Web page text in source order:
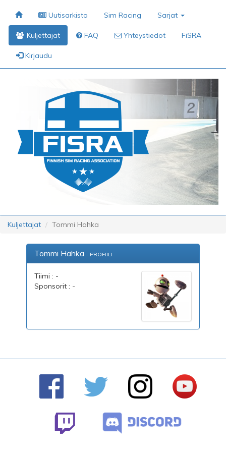
Uutisarkisto Sim Racing Sarjat
Kuljettajat FAQ Yhteystiedot FiSRA
Kirjaudu
Kuljettajat Tommi Hahka
Tommi Hahka - PROFIILI
Tiimi : -
Sponsorit : -